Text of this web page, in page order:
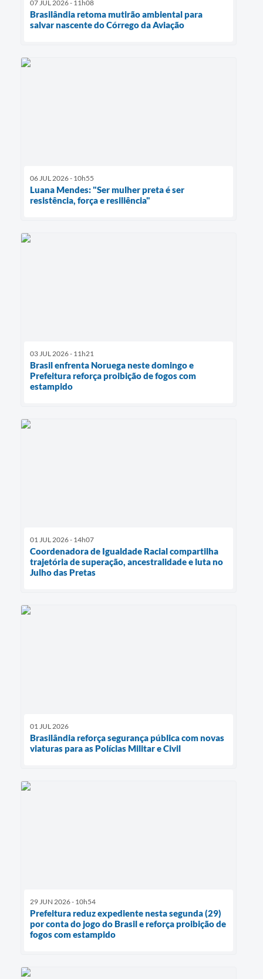
07 JUL 2026 - 11h08
Brasilândia retoma mutirão ambiental para
salvar nascente do Córrego da Aviação
06 JUL 2026 - 10h55
Luana Mendes: "Ser mulher preta é ser
resistência, força e resiliência"
03 JUL 2026 - 11h21
Brasil enfrenta Noruega neste domingo e
Prefeitura reforça proibição de fogos com
estampido
01 JUL 2026 - 14h07
Coordenadora de Igualdade Racial compartilha
trajetória de superação, ancestralidade e luta no
Julho das Pretas
01 JUL 2026
Brasilândia reforça segurança pública com novas
viaturas para as Polícias Militar e Civil
29 JUN 2026 - 10h54
Prefeitura reduz expediente nesta segunda (29)
por conta do jogo do Brasil e reforça proibição de
fogos com estampido